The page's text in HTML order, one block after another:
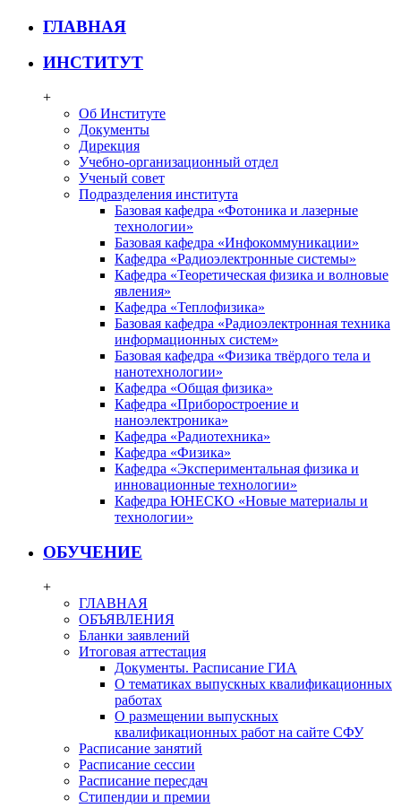
ГЛАВНАЯ
ИНСТИТУТ
+
Об Институте
Документы
Дирекция
Учебно-организационный отдел
Ученый совет
Подразделения института
Базовая кафедра «Фотоника и лазерные
технологии»
Базовая кафедра «Инфокоммуникации»
Кафедра «Радиоэлектронные системы»
Кафедра «Теоретическая физика и волновые
явления»
Кафедра «Теплофизика»
Базовая кафедра «Радиоэлектронная техника
информационных систем»
Базовая кафедра «Физика твёрдого тела и
нанотехнологии»
Кафедра «Общая физика»
Кафедра «Приборостроение и
наноэлектроника»
Кафедра «Радиотехника»
Кафедра «Физика»
Кафедра «Экспериментальная физика и
инновационные технологии»
Кафедра ЮНЕСКО «Новые материалы и
технологии»
ОБУЧЕНИЕ
+
ГЛАВНАЯ
ОБЪЯВЛЕНИЯ
Бланки заявлений
Итоговая аттестация
Документы. Расписание ГИА
О тематиках выпускных квалификационных
работах
О размещении выпускных
квалификационных работ на сайте СФУ
Расписание занятий
Расписание сессии
Расписание пересдач
Стипендии и премии